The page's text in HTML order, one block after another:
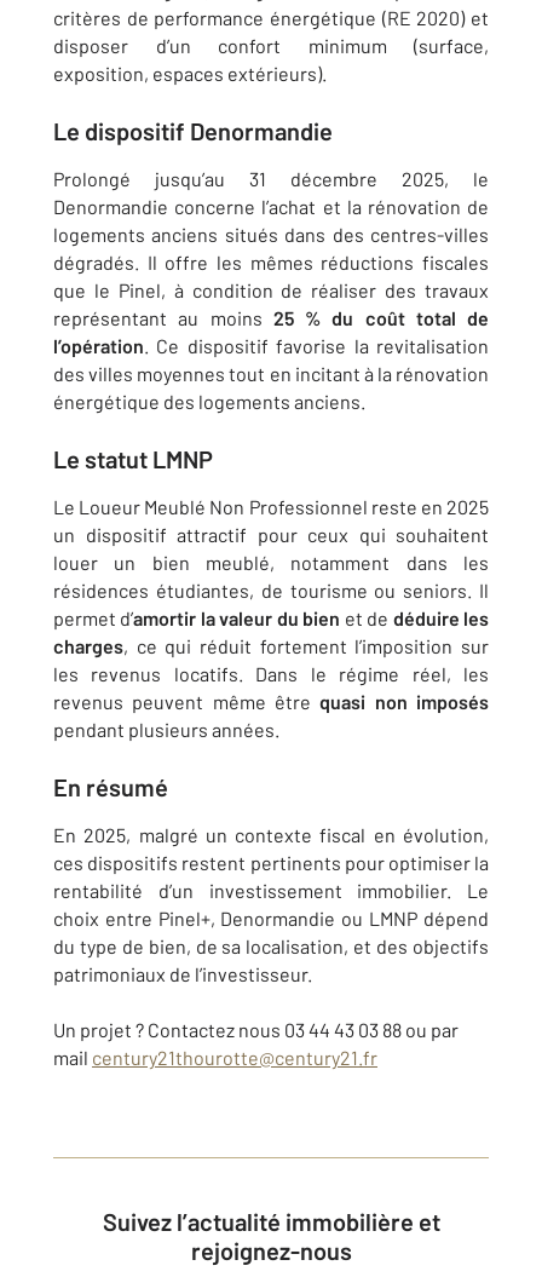
critères de performance énergétique (RE 2020) et
disposer d’un confort minimum (surface,
exposition, espaces extérieurs).
Le dispositif Denormandie
Prolongé jusqu’au 31 décembre 2025, le
Denormandie concerne l’achat et la rénovation de
logements anciens situés dans des centres-villes
dégradés. Il offre les mêmes réductions fiscales
que le Pinel, à condition de réaliser des travaux
représentant au moins 25 % du coût total de
l’opération. Ce dispositif favorise la revitalisation
des villes moyennes tout en incitant à la rénovation
énergétique des logements anciens.
Le statut LMNP
Le Loueur Meublé Non Professionnel reste en 2025
un dispositif attractif pour ceux qui souhaitent
louer un bien meublé, notamment dans les
résidences étudiantes, de tourisme ou seniors. Il
permet d’amortir la valeur du bien et de déduire les
charges, ce qui réduit fortement l’imposition sur
les revenus locatifs. Dans le régime réel, les
revenus peuvent même êtrequasi non imposés
pendant plusieurs années.
En résumé
En 2025, malgré un contexte fiscal en évolution,
ces dispositifs restent pertinents pour optimiser la
rentabilité d’un investissement immobilier. Le
choix entre Pinel+, Denormandie ou LMNP dépend
du type de bien, de sa localisation, et des objectifs
patrimoniaux de l’investisseur.
Un projet ? Contactez nous 03 44 43 03 88 ou par
mail century21thourotte@century21.fr
Suivez l’actualité immobilière et
rejoignez-nous